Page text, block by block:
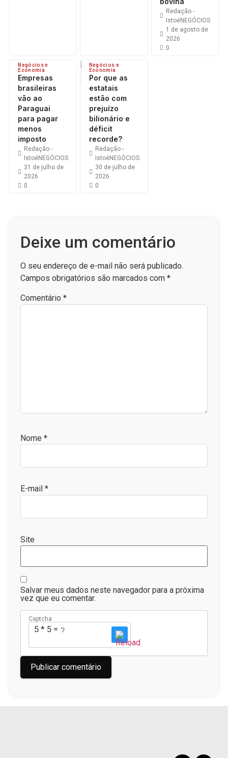
Redação -
IstoéNEGÓCIOS
1 de agosto de
2026
0
Negócios e
Economia
Empresas
brasileiras
vão ao
Paraguai
para pagar
menos
imposto
Redação -
IstoéNEGÓCIOS
31 de julho de
2026
0
Negócios e
Economia
Por que as
estatais
estão com
prejuízo
bilionário e
déficit
recorde?
Redação -
IstoéNEGÓCIOS
30 de julho de
2026
0
Deixe um comentário
O seu endereço de e-mail não será publicado.
Campos obrigatórios são marcados com *
Comentário *
Nome *
E-mail *
Site
Salvar meus dados neste navegador para a próxima
vez que eu comentar.
Captcha
5 * 5 = ?